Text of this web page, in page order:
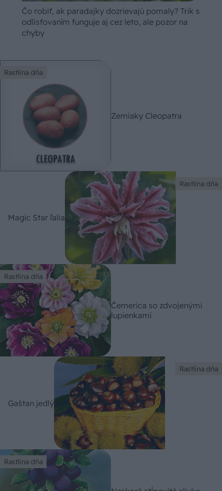
Čo robiť, ak paradajky dozrievajú pomaly? Trik s
odlisťovaním funguje aj cez leto, ale pozor na
chyby
Rastlina dňa
Zemiaky Cleopatra
Rastlina dňa
Magic Star ľalia
Rastlina dňa
Čemerica so zdvojenými
lupienkami
Rastlina dňa
Gaštan jedlý
Rastlina dňa